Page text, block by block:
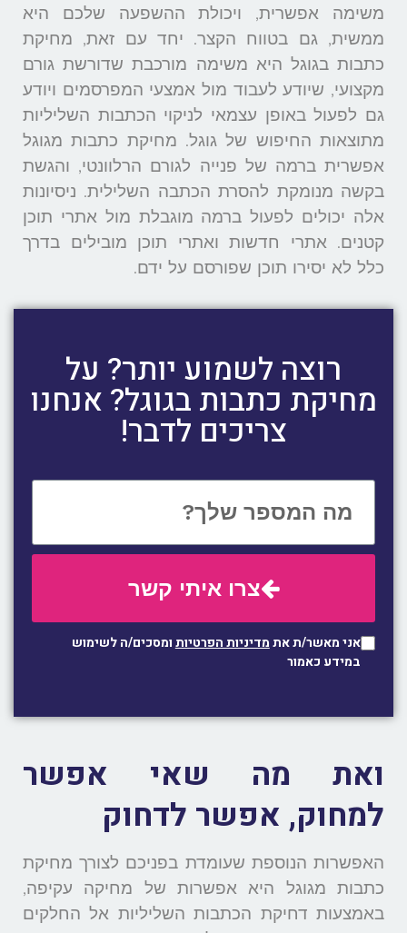
משימה אפשרית, ויכולת ההשפעה שלכם היא
ממשית, גם בטווח הקצר. יחד עם זאת, מחיקת
כתבות בגוגל היא משימה מורכבת שדורשת גורם
מקצועי, שיודע לעבוד מול אמצעי המפרסמים ויודע
גם לפעול באופן עצמאי לניקוי הכתבות השליליות
מתוצאות החיפוש של גוגל. מחיקת כתבות מגוגל
אפשרית ברמה של פנייה לגורם הרלוונטי, והגשת
בקשה מנומקת להסרת הכתבה השלילית. ניסיונות
אלה יכולים לפעול ברמה מוגבלת מול אתרי תוכן
קטנים. אתרי חדשות ואתרי תוכן מובילים בדרך
כלל לא יסירו תוכן שפורסם על ידם.
רוצה לשמוע יותר? על
מחיקת כתבות בגוגל? אנחנו
צריכים לדבר!
צרו איתי קשר
אני מאשר/ת אתמדיניות הפרטיותומסכים/ה לשימוש
במידע כאמור
ואת מה שאי אפשר
למחוק, אפשר לדחוק
האפשרות הנוספת שעומדת בפניכם לצורך מחיקת
כתבות מגוגל היא אפשרות של מחיקה עקיפה,
באמצעות דחיקת הכתבות השליליות אל החלקים